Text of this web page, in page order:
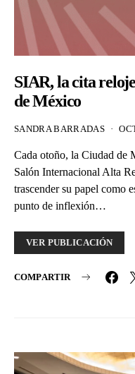
SIAR, la cita
de México
SANDRA BARRADAS
Cada otoño, la Ciudad de
Salón Internacional Alta
trascender su papel como
punto de inflexión…
VER PUBLICACIÓN
COMPARTIR